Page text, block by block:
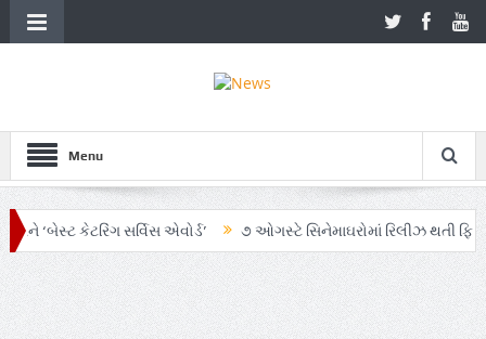
Menu
કેટરિંગ સર્વિસ એવોર્ડ’ ૭ ઓગસ્ટે સિનેમાઘરોમાં રિલીઝ થતી ફિલ્મ
AI અને ગ્રાહક સમજનો અનોખો સમન્વય Zen – Z ના નામે આંદોલનના